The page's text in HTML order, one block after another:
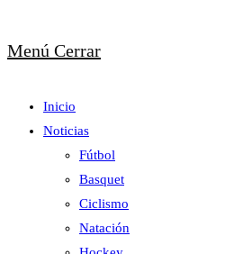
Menú Cerrar
Inicio
Noticias
Fútbol
Basquet
Ciclismo
Natación